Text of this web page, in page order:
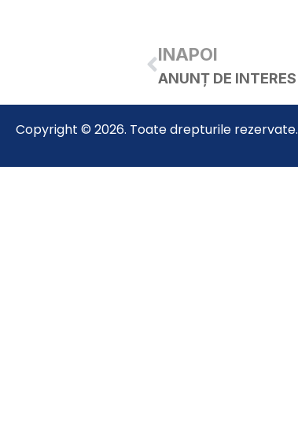
INAPOI
Copyright © 2026. Toate drepturile rezervate.